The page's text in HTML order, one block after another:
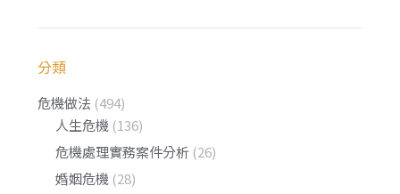
分類
危機做法 (494)
人生危機 (136)
危機處理實務案件分析 (26)
婚姻危機 (28)